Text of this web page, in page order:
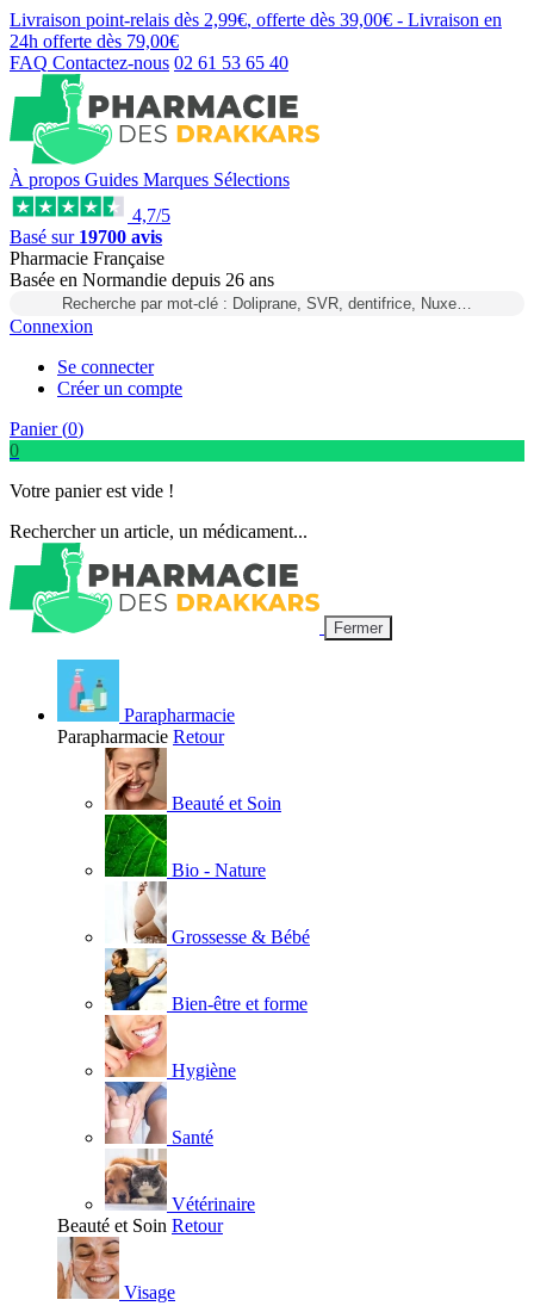
Livraison point-relais dès 2,99€, offerte dès 39,00€ - Livraison en
24h offerte dès 79,00€
FAQ Contactez-nous 02 61 53 65 40
À propos Guides Marques Sélections
4,7/5
Basé sur 19700 avis
Pharmacie Française
Basée en Normandie depuis 26 ans
Recherche par mot-clé : Doliprane, SVR, dentifrice, Nuxe…
Connexion
Se connecter
Créer un compte
Panier (0)
0
Votre panier est vide !
Rechercher un article, un médicament...
Fermer
Parapharmacie
Parapharmacie Retour
Beauté et Soin
Bio - Nature
Grossesse & Bébé
Bien-être et forme
Hygiène
Santé
Vétérinaire
Beauté et Soin Retour
Visage